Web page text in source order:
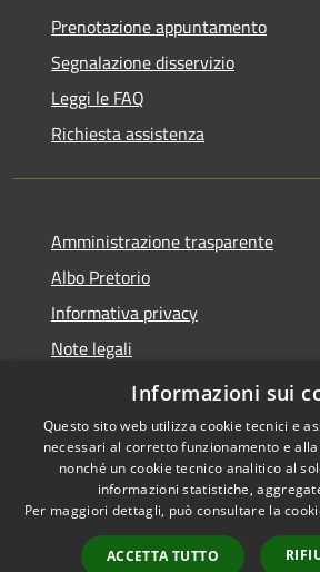
Prenotazione appuntamento
Segnalazione disservizio
Leggi le FAQ
Richiesta assistenza
Amministrazione trasparente
Albo Pretorio
Informativa privacy
Note legali
Dichiarazione di accessibilità
Accessibilità
Informazioni sui
Questo sito web utilizza cookie tecnici e
necessari al corretto funzionamento e
nonché un cookie tecnico analitico al
informazioni statistiche,
Per maggiori dettagli, può consultare la
ACCETTA TUTTO